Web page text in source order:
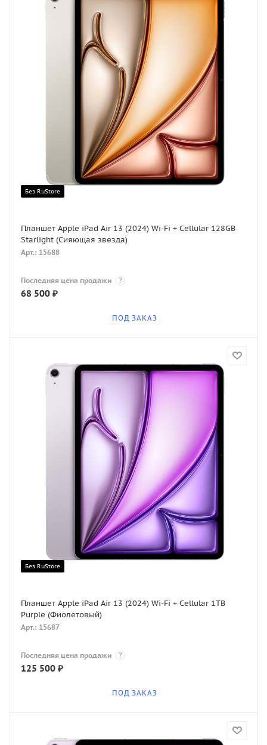
Без RuStore
Планшет Apple iPad Air 13 (2024) Wi-Fi + Cellular 128GB
Starlight (Сияющая звезда)
Арт.: 15688
Последняя цена продажи ?
68 500 ₽
ПОД ЗАКАЗ
Без RuStore
Планшет Apple iPad Air 13 (2024) Wi-Fi + Cellular 1TB
Purple (Фиолетовый)
Арт.: 15687
Последняя цена продажи ?
125 500 ₽
ПОД ЗАКАЗ